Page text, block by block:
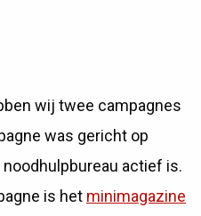
wij twee campagnes
was gericht op
actief is.
is het minimagazine